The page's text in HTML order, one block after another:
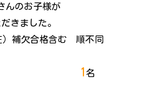
んのお子様が
きました。
）補欠合格含む 順不同
1 名